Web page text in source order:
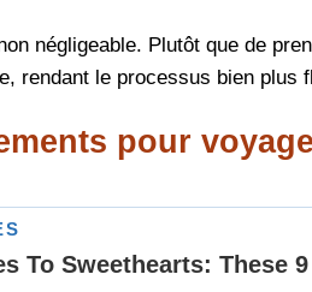
négligeable. Plutôt que de
rendant le processus bien plus
pour